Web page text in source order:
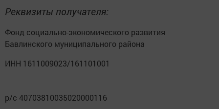
Реквизиты получателя:
Фонд социально-экономического развития
Бавлинского муниципального района
ИНН 1611009023/161101001
р/с 40703810035020000116